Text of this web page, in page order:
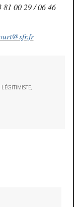
81 00 29 / 06 46
LÉGITIMISTE,